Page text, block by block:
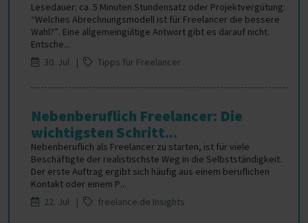
Lesedauer: ca. 5 Minuten Stundensatz oder Projektvergütung:
“Welches Abrechnungsmodell ist für Freelancer die bessere
Wahl?”. Eine allgemeingültige Antwort gibt es darauf nicht.
Entsche...
30. Jul |
Tipps für Freelancer
Nebenberuflich Freelancer: Die
wichtigsten Schritt...
Nebenberuflich als Freelancer zu starten, ist für viele
Beschäftigte der realistischste Weg in die Selbstständigkeit.
Der erste Auftrag ergibt sich häufig aus einem beruflichen
Kontakt oder einem P...
22. Jul |
freelance.de Insights